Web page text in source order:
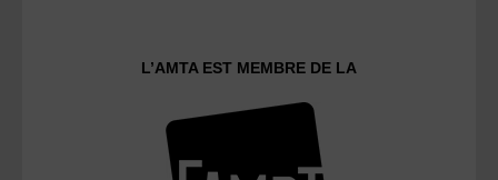
L’AMTA EST MEMBRE DE LA